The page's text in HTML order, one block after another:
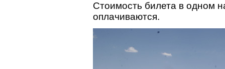
Стоимость билета в одном
оплачиваются.